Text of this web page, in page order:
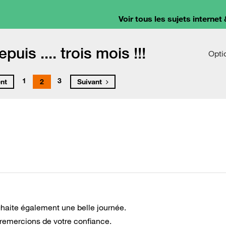
Voir tous les sujets internet
.... trois mois !!!
1 2 3 Suivant
également une belle journée.
de votre confiance.